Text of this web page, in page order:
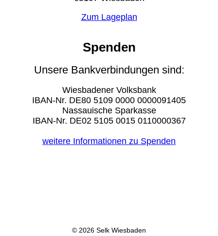
Zum Lageplan
Spenden
Unsere Bankverbindungen sind:
Wiesbadener Volksbank
IBAN-Nr. DE80 5109 0000 0000091405
Nassauische Sparkasse
IBAN-Nr. DE02 5105 0015 0110000367
weitere Informationen zu Spenden
© 2026 Selk Wiesbaden